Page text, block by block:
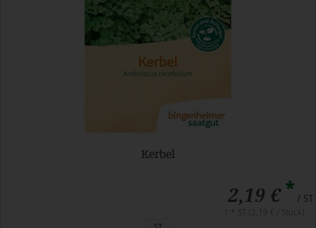
Kerbel
2,19 €* / ST